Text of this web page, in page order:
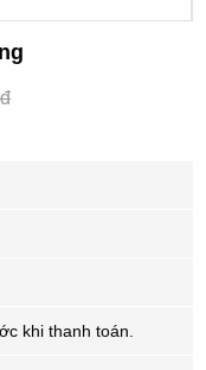
khi thanh toán.